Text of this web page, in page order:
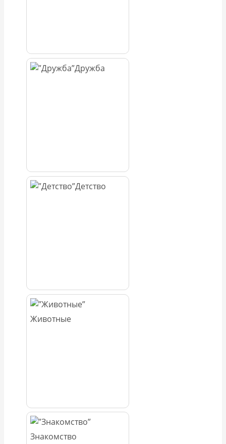
Дружба
Детство
Животные
Знакомство